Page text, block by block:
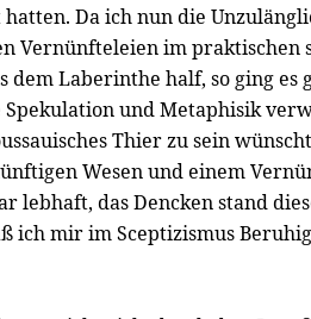
hatten. Da ich nun die
Vernünfteleien im praktischen
dem Laberinthe half, so ging es
Spekulation und Metaphisik
Thier zu sein
Wesen und einem
lebhaft, das Dencken stand
ich mir im Sceptizismus